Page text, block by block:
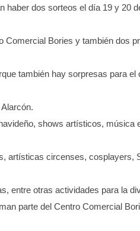
haber dos sorteos el día 19 y 20
Comercial Bories y también dos
también hay sorpresas para el
shows artísticos, música
artísticas circenses, cosplayers,
entre otras actividades para la
parte del Centro Comercial